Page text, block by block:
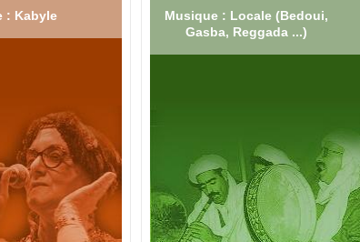
: Kabyle
Musique : Locale (Bedoui,
Gasba, Reggada ...)